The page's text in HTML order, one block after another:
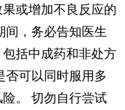
或增加不良反应的
间，务必告知医生
括中成药和非处方
否可以同时服用多
。 切勿自行尝试